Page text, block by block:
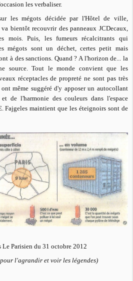
les verbaliser.
les mégots décidée par l'Hôtel de ville,
va bientôt recouvrir des panneaux JCDecaux,
mois. Puis, les fumeurs récalcitrants qui
mégots sont un déchet, certes petit mais
à des sanctions. Quand ? A l'horizon de... la
source. Tout le monde convient que les
réceptacles de propreté ne sont pas très
même suggéré d'y apposer un autocollant
de l'harmonie des couleurs dans l'espace
Fajgeles maintient que les éteignoirs sont de
Le Parisien du 31 octobre 2012
l'agrandir et voir les légendes)